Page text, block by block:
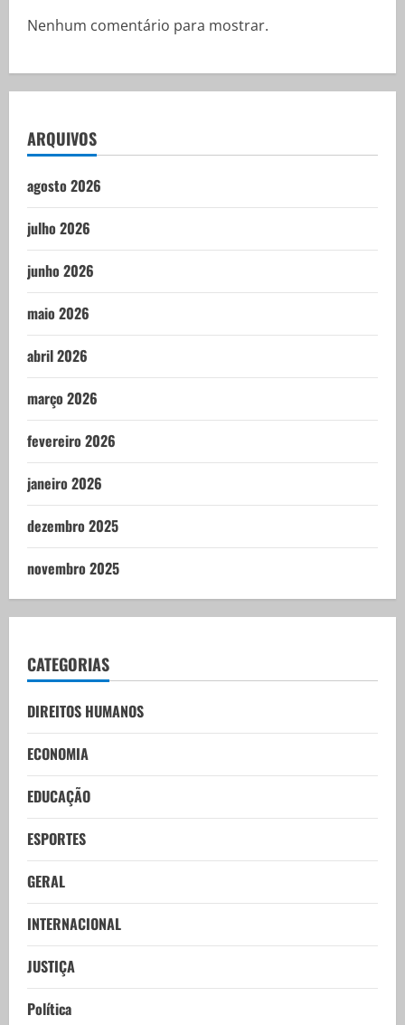
Nenhum comentário para mostrar.
ARQUIVOS
agosto 2026
julho 2026
junho 2026
maio 2026
abril 2026
março 2026
fevereiro 2026
janeiro 2026
dezembro 2025
novembro 2025
CATEGORIAS
DIREITOS HUMANOS
ECONOMIA
EDUCAÇÃO
ESPORTES
GERAL
INTERNACIONAL
JUSTIÇA
Política